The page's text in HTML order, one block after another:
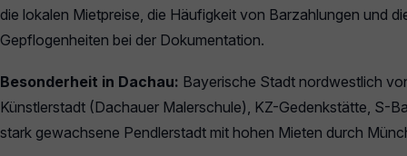
die lokalen Mietpreise, die Häufigkeit von Barzahlungen und
Gepflogenheiten bei der Dokumentation.
Besonderheit in Dachau: Bayerische Stadt nordwestlich
Künstlerstadt (Dachauer Malerschule), KZ-Gedenkstätte, S-
stark gewachsene Pendlerstadt mit hohen Mieten durch